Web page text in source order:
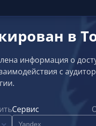
в
информация о
с
Сервис